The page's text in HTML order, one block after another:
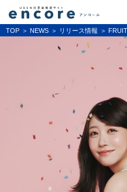
TOP NEWS リリース情報